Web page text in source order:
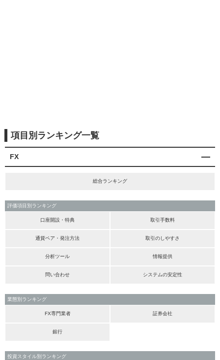
項目別ランキング一覧
FX
総合ランキング
評価項目別ランキング
口座開設・特典 取引手数料
通貨ペア・発注方法 取引のしやすさ
分析ツール 情報提供
問い合わせ システムの安定性
業態別ランキング
FX専門業者 証券会社
銀行
投資スタイル別ランキング